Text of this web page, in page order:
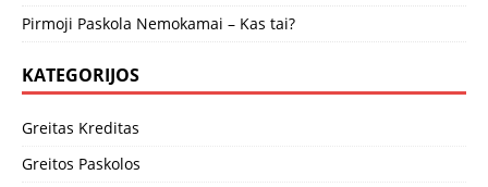
Pirmoji Paskola Nemokamai – Kas tai?
KATEGORIJOS
Greitas Kreditas
Greitos Paskolos